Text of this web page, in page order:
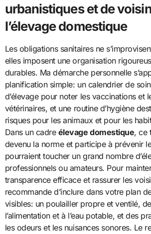
urbanistiques et de
l’élevage domestique
Les obligations sanitaires ne
elles imposent une organisation
durables. Ma démarche personnelle
planification simple: un calendrier de
d’élevage pour noter les vaccinations et
vétérinaires, et une routine d’hygiène
risques pour les animaux et pour les
Dans un cadre élevage domestique, ce
devenu la norme et participe à prévenir
pourraient toucher un grand nombre
professionnels ou amateurs. Pour
transparence efficace et rassurer les
recommande d’inclure dans votre plan
visibles: un poulailler propre et ventilé,
l’alimentation et à l’eau potable, et des
les odeurs et les nuisances sonores. Le